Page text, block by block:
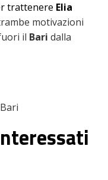
trattenere Elia
motivazioni
il Bari dalla